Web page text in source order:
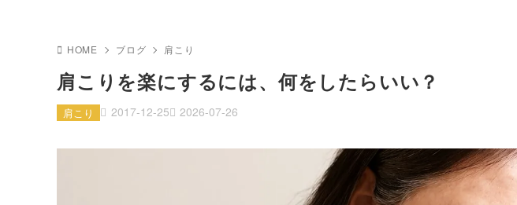
HOME ブログ 肩こり
肩こりを楽にするには、何をしたらいい？
2017-12-25 2026-07-26
肩こり